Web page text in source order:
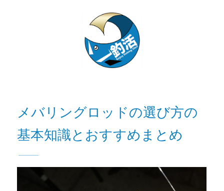
メバリングロッドの選び方の
基本知識とおすすめまとめ